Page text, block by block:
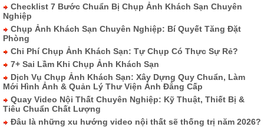
Checklist 7 Bước Chuẩn Bị Chụp Ảnh Khách Sạn Chuyên
Nghiệp
Chụp Ảnh Khách Sạn Chuyên Nghiệp: Bí Quyết Tăng Đặt
Phòng
Chi Phí Chụp Ảnh Khách Sạn: Tự Chụp Có Thực Sự Rẻ?
7+ Sai Lầm Khi Chụp Ảnh Khách Sạn
Dịch Vụ Chụp Ảnh Khách Sạn: Xây Dựng Quy Chuẩn, Làm
Mới Hình Ảnh & Quản Lý Thư Viện Ảnh Đẳng Cấp
Quay Video Nội Thất Chuyên Nghiệp: Kỹ Thuật, Thiết Bị &
Tiêu Chuẩn Chất Lượng
Đâu là những xu hướng video nội thất sẽ thống trị năm 2026?